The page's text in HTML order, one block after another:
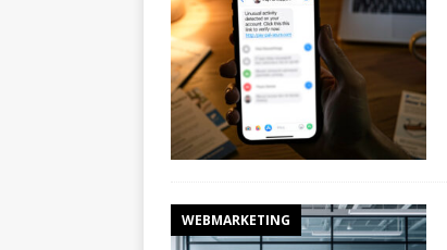
WEBMARKETING